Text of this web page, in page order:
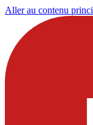
Aller au contenu